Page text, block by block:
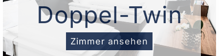
Doppel-Twin
Zimmer ansehen